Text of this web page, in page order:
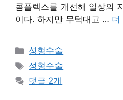
콤플렉스를 개선해 일상의
이다. 하지만 무턱대고 … 더
카
테
리
성형수술
태
그
성형수술
댓글 2개